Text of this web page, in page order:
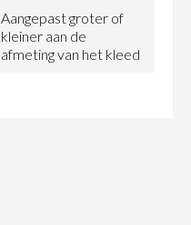
Aangepast groter of
kleiner aan de
afmeting van het kleed